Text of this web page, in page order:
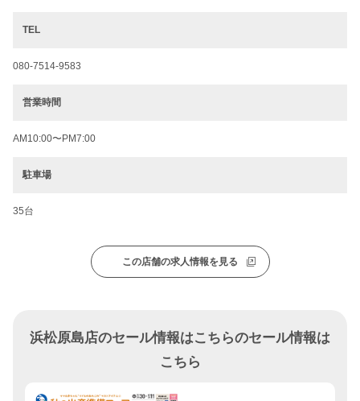
TEL
080-7514-9583
営業時間
AM10:00〜PM7:00
駐車場
35台
この店舗の求人情報を見る
浜松原島店のセール情報はこちらのセール情報は
こちら